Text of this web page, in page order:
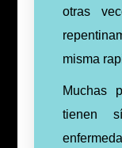
otras
misma
Muchas
tienen